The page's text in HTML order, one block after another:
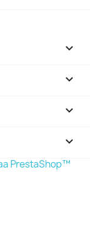



keyboard_arrow_down
PrestaShop™